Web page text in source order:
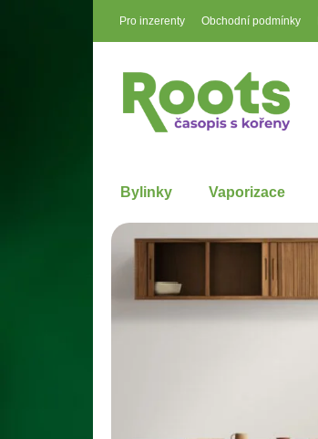
Pro inzerenty Obchodní podmínky
Bylinky Vaporizace